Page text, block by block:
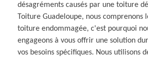
désagréments causés par une toiture
Toiture Guadeloupe, nous comprenons
toiture endommagée, c'est pourquoi
engageons à vous offrir une solution
vos besoins spécifiques. Nous utilisons